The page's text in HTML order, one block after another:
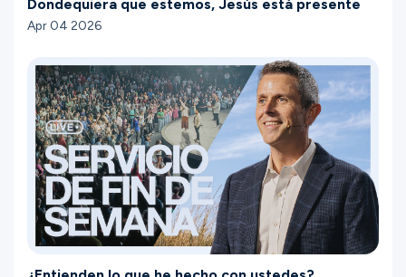
Dondequiera que estemos, Jesús está presente
Apr 04 2026